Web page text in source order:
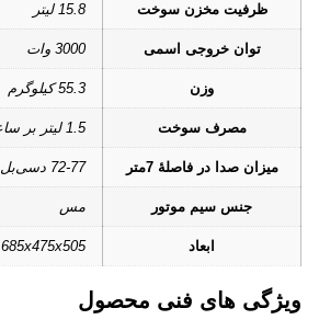
ظرفیت مخزن سوخت 15.8 لیتر
توان خروجی اسمی 3000 وات
وزن 55.3 کیلوگرم
مصرف سوخت 1.5 لیتر بر ساعت
میزان صدا در فاصلۀ 7متر 72-77 دسی‌بل
جنس سیم موتور مس
ابعاد 685x475x505
ویژگی های فنی محصول